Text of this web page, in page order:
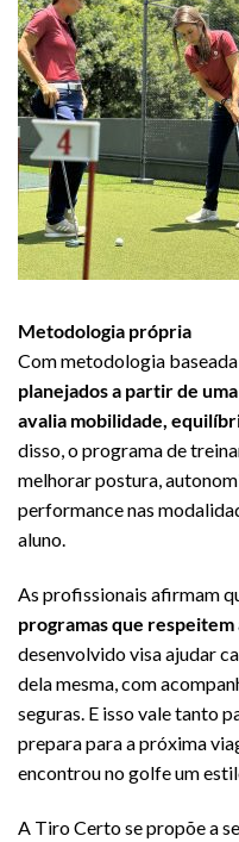
Metodologia própria
Com metodologia
planejados a partir de
avalia mobilidade,
disso, o programa de
melhorar postura,
performance nas
aluno.
As profissionais afirmam
programas que
desenvolvido visa ajudar
dela mesma, com
seguras. E isso vale tanto
prepara para a próxima
encontrou no golfe um
A Tiro Certo se propõe a